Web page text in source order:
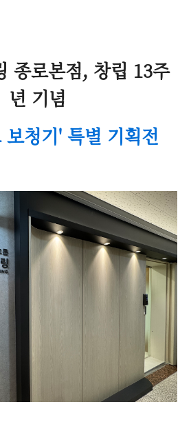
종로본점, 창립 13주
년 기념
청기' 특별 기획전